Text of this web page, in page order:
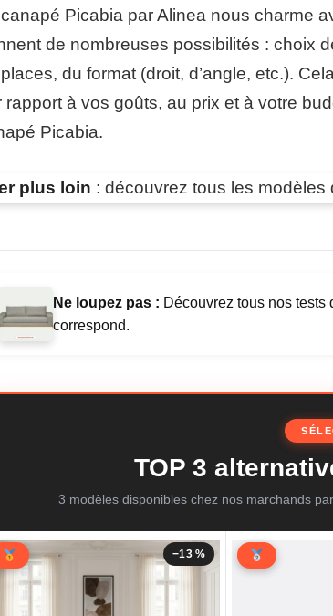
Picabia par Alinea nous charme
de nombreuses possibilités : choix
du format (droit, d’angle, etc.).
rapport à vos goûts, au prix et à votre
Picabia.
plus loin : découvrez tous les modèles
Ne loupez pas : Découvrez tous nos tests
correspond.
TOP 3
3 modèles disponibles chez nos marchands
−13 %